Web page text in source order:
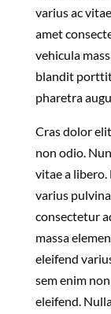
varius ac
amet
vehicula
blandit
pharetra
Cras dolor
non odio.
vitae a libero.
varius
consectetur
massa
eleifend
sem enim
eleifend.